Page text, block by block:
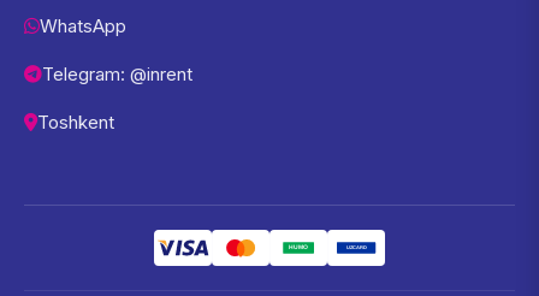
WhatsApp
Telegram: @inrent
Toshkent